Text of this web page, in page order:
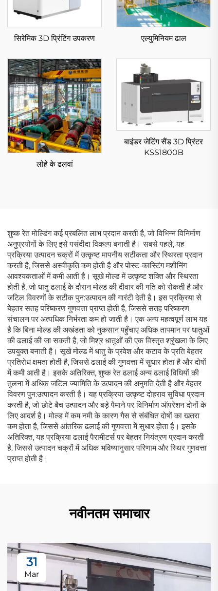
सिरेमिक 3D प्रिंटिंग उपकरण एल्युमिनियम ढाल
लोहे के ढलवां
बाइंडर जेटिंग सैंड 3D प्रिंटर
KSS1800B
शुष्क रेत मोल्डिंग कई प्रबलित लाभ प्रदान करती है, जो विभिन्न विनिर्माण
अनुप्रयोगों के लिए इसे पसंदीदा विकल्प बनाती है। सबसे पहले, यह
प्रक्रिया उत्पादन चक्रों में उत्कृष्ट मापनीय सटीकता और स्थिरता प्रदान
करती है, जिससे अस्वीकृति कम होती है और पोस्ट-कास्टिंग मशीनिंग
आवश्यकताओं में कमी आती है। सूखे मोल्ड में उत्कृष्ट शक्ति और स्थिरता
होती है, जो धातु ढलाई के दौरान मोल्ड की दीवार की गति को रोकती है और
जटिल विवरणों के सटीक पुन:उत्पादन की गारंटी देती है। इस प्रक्रिया से
बेहतर सतह परिष्करण गुणवत्ता प्राप्त होती है, जिससे सतह परिष्करण
संचालन पर अत्यधिक निर्भरता कम हो जाती है। एक अन्य महत्वपूर्ण लाभ यह
है कि बिना मोल्ड की अखंडता को नुकसान पहुँचाए अधिक तापमान पर धातुओं
की ढलाई की जा सकती है, जो मिश्र धातुओं की एक विस्तृत श्रृंखला के लिए
उपयुक्त बनाती है। सूखे मोल्ड में धातु के प्रवेश और कटाव के प्रति बेहतर
प्रतिरोध क्षमता होती है, जिससे ढलाई की गुणवत्ता में सुधार होता है और दोषों
में कमी आती है। इसके अतिरिक्त, शुष्क रेत ढलाई अन्य ढलाई विधियों की
तुलना में अधिक जटिल ज्यामिति के उत्पादन की अनुमति देती है और बेहतर
विवरण पुन:उत्पादन करती है। यह प्रक्रिया उत्कृष्ट दोहराव सुविधा प्रदान
करती है, जो छोटे बैच उत्पादन और बड़े पैमाने पर विनिर्माण ऑपरेशन दोनों के
लिए आदर्श है। मोल्ड में कम नमी के कारण गैस से संबंधित दोषों का खतरा
कम होता है, जिससे आंतरिक ढलाई की गुणवत्ता में सुधार होता है। इसके
अतिरिक्त, यह प्रक्रिया ढलाई पैरामीटर्स पर बेहतर नियंत्रण प्रदान करती
है, जिससे उत्पादन चक्रों में अधिक भविष्यानुसार परिणाम और स्थिर गुणवत्ता
प्राप्त होती है।
नवीनतम समाचार
31
Mar